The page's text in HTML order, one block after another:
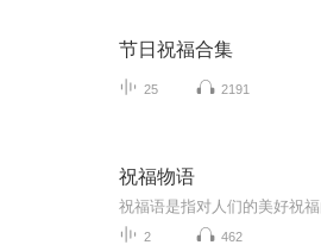
节日祝福合集
25 2191
祝福物语
2 462